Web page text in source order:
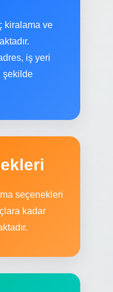
kiralama ve
iş yeri
şekilde
seçenekleri
kadar